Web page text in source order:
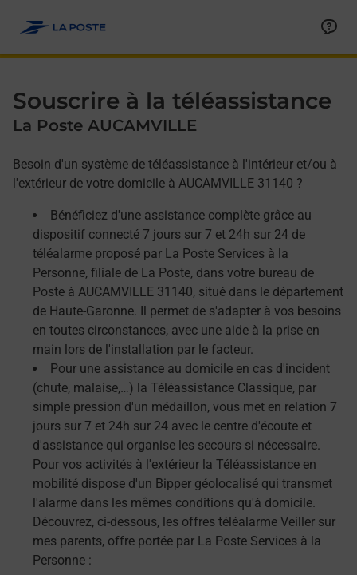
Souscrire à la téléassistance
La Poste AUCAMVILLE
Besoin d'un système de téléassistance à l'intérieur et/ou à
l'extérieur de votre domicile à AUCAMVILLE 31140 ?
Bénéficiez d'une assistance complète grâce au
dispositif connecté 7 jours sur 7 et 24h sur 24 de
téléalarme proposé par La Poste Services à la
Personne, filiale de La Poste, dans votre bureau de
Poste à AUCAMVILLE 31140, situé dans le département
de Haute-Garonne. Il permet de s'adapter à vos besoins
en toutes circonstances, avec une aide à la prise en
main lors de l'installation par le facteur.
Pour une assistance au domicile en cas d'incident
(chute, malaise,…) la Téléassistance Classique, par
simple pression d'un médaillon, vous met en relation 7
jours sur 7 et 24h sur 24 avec le centre d'écoute et
d'assistance qui organise les secours si nécessaire.
Pour vos activités à l'extérieur la Téléassistance en
mobilité dispose d'un Bipper géolocalisé qui transmet
l'alarme dans les mêmes conditions qu'à domicile.
Découvrez, ci-dessous, les offres téléalarme Veiller sur
mes parents, offre portée par La Poste Services à la
Personne :